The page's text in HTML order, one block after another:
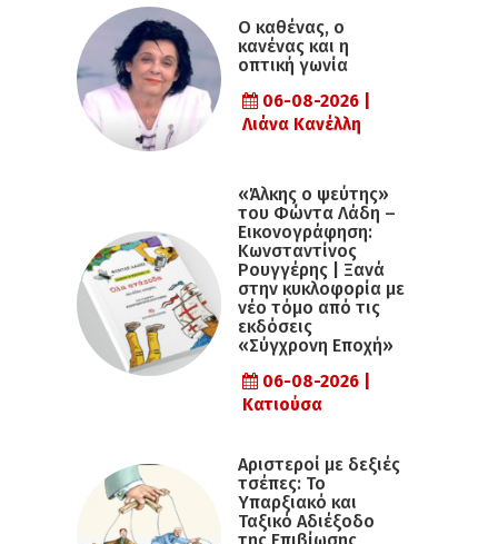
Ο καθένας, ο
κανένας και η
οπτική γωνία
06-08-2026 |
Λιάνα Κανέλλη
«Άλκης ο ψεύτης»
του Φώντα Λάδη –
Εικονογράφηση:
Κωνσταντίνος
Ρουγγέρης | Ξανά
στην κυκλοφορία με
νέο τόμο από τις
εκδόσεις
«Σύγχρονη Εποχή»
06-08-2026 |
Κατιούσα
Αριστεροί με δεξιές
τσέπες: Το
Υπαρξιακό και
Ταξικό Αδιέξοδο